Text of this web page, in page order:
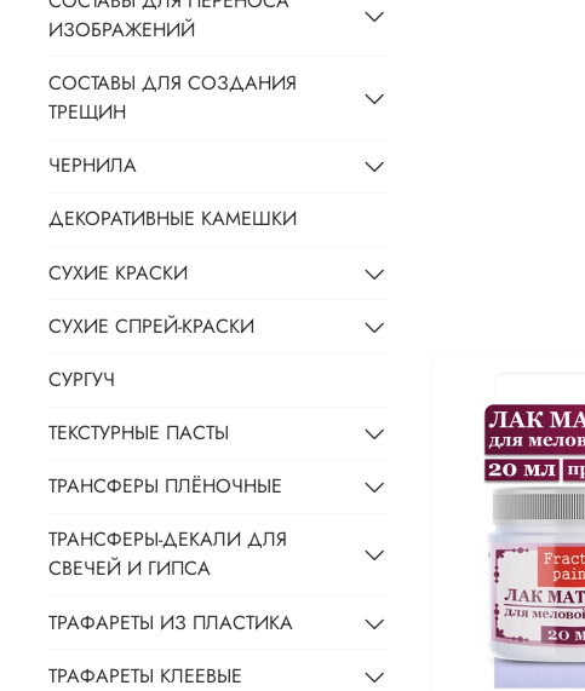
ИЗОБРАЖЕНИЙ
СОСТАВЫ ДЛЯ СОЗДАНИЯ
ТРЕЩИН
ЧЕРНИЛА
ДЕКОРАТИВНЫЕ КАМЕШКИ
СУХИЕ КРАСКИ
СУХИЕ СПРЕЙ-КРАСКИ
СУРГУЧ
ТЕКСТУРНЫЕ ПАСТЫ
ТРАНСФЕРЫ ПЛЁНОЧНЫЕ
ТРАНСФЕРЫ-ДЕКАЛИ ДЛЯ
СВЕЧЕЙ И ГИПСА
ТРАФАРЕТЫ ИЗ ПЛАСТИКА
ТРАФАРЕТЫ КЛЕЕВЫЕ